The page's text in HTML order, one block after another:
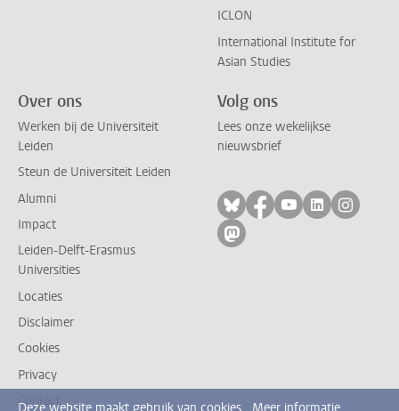
ICLON
International Institute for
Asian Studies
Over ons
Werken bij de Universiteit
Leiden
Steun de Universiteit Leiden
Alumni
Impact
Leiden-Delft-Erasmus
Universities
Locaties
Disclaimer
Cookies
Privacy
Contact
Volg ons
Lees onze wekelijkse
nieuwsbrief
Volg ons op bluesky
Volg ons op
Volg ons op
Volg ons
Volg
Volg ons op mastodon